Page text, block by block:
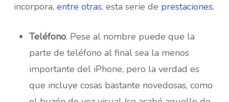
incorpora, entre otras, esta serie de prestaciones,
Teléfono. Pese al nombre puede que la
parte de teléfono al final sea la menos
importante del iPhone, pero la verdad es
que incluye cosas bastante novedosas, como